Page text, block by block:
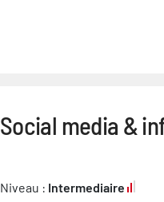
Social media &
Niveau : Intermediaire